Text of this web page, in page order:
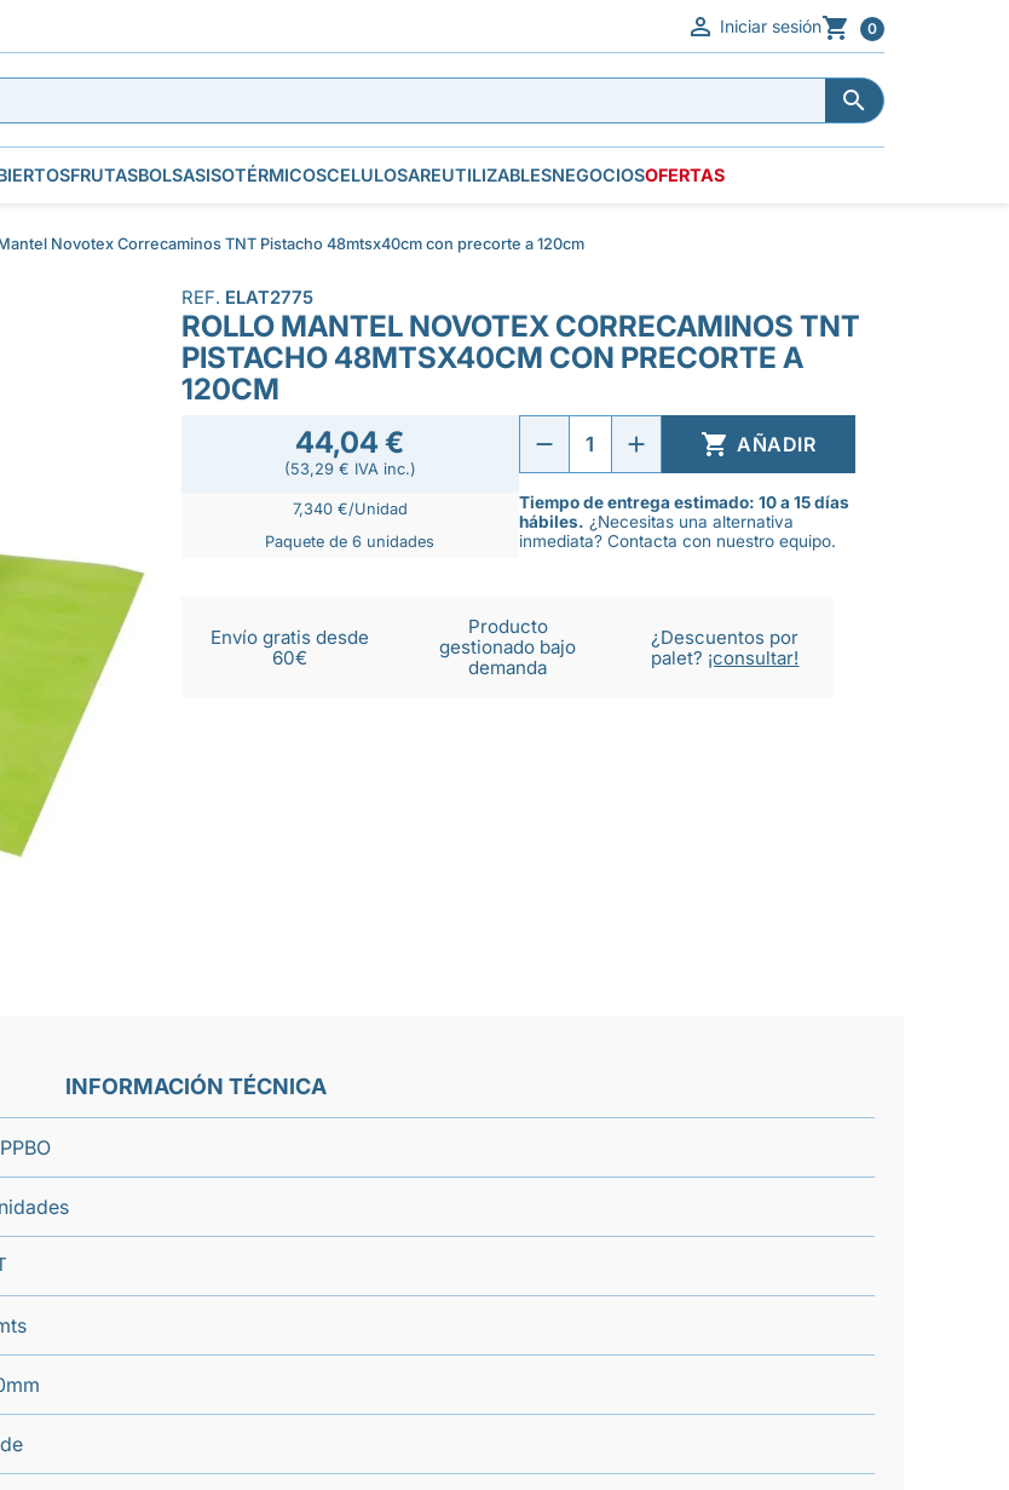
 Iniciar sesión 0


FRUTASBOLSASISOTÉRMICOSCELULOSAREUTILIZABLESNEGOCIOSOFERTAS
Novotex Correcaminos TNT Pistacho 48mtsx40cm con precorte a 120cm
REF. ELAT2775
ROLLO MANTEL NOVOTEX CORRECAMINOS TNT
PISTACHO 48MTSX40CM CON PRECORTE A
120CM
44,04 €
(53,29 € IVA inc.)
7,340 €/Unidad
Paquete de 6 unidades
 AÑADIR
Tiempo de entrega estimado: 10 a 15 días
hábiles. ¿Necesitas una alternativa
inmediata? Contacta con nuestro equipo.
Envío gratis desde
60€
Producto
gestionado bajo
demanda
¿Descuentos por
palet? ¡consultar!
INFORMACIÓN TÉCNICA